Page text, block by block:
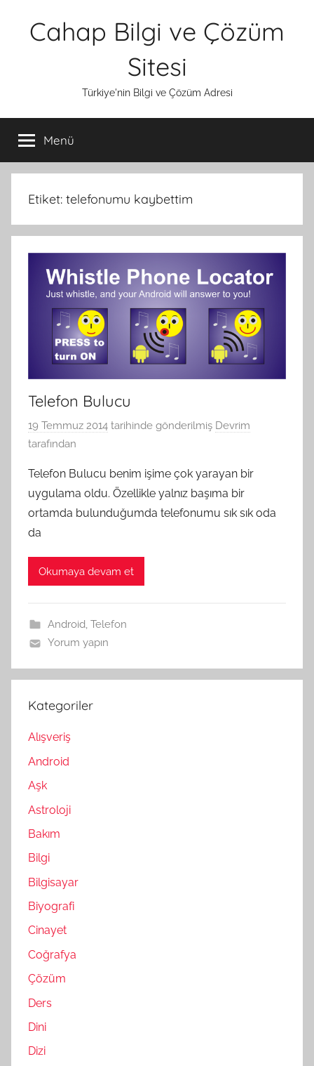
Cahap Bilgi ve Çözüm
Sitesi
Türkiye'nin Bilgi ve Çözüm Adresi
Menü
Etiket: telefonumu kaybettim
Telefon Bulucu
19 Temmuz 2014 tarihinde gönderilmiş Devrim
tarafından
Telefon Bulucu benim işime çok yarayan bir
uygulama oldu. Özellikle yalnız başıma bir
ortamda bulunduğumda telefonumu sık sık oda
da
Okumaya devam et
Android, Telefon
Yorum yapın
Kategoriler
Alışveriş
Android
Aşk
Astroloji
Bakım
Bilgi
Bilgisayar
Biyografi
Cinayet
Coğrafya
Çözüm
Ders
Dini
Dizi